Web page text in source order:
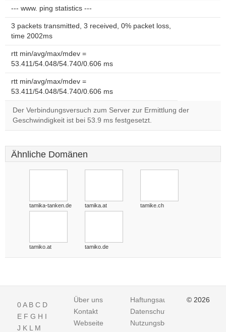
--- www. ping statistics ---
3 packets transmitted, 3 received, 0% packet loss,
time 2002ms
rtt min/avg/max/mdev =
53.411/54.048/54.740/0.606 ms
rtt min/avg/max/mdev =
53.411/54.048/54.740/0.606 ms
Der Verbindungsversuch zum Server zur Ermittlung der
Geschwindigkeit ist bei 53.9 ms festgesetzt.
Ähnliche Domänen
tamika-tanken.de tamika.at tamike.ch
tamiko.at tamiko.de
0A B C D
E F G H I
J K L M
Über uns
Kontakt
Webseite
Haftungsausschluss
Datenschutz
Nutzungsbedingungen
© 2026